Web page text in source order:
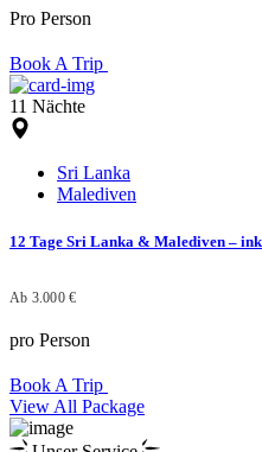
Pro Person
Book A Trip
11 Nächte
Sri Lanka
Malediven
12 Tage Sri Lanka & Malediven –
Ab 3.000 €
pro Person
Book A Trip
View All Package